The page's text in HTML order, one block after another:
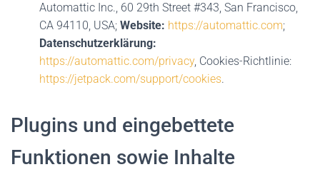
Automattic Inc., 60 29th Street #343, San Francisco,
CA 94110, USA; Website: https://automattic.com;
Datenschutzerklärung:
https://automattic.com/privacy, Cookies-Richtlinie:
https://jetpack.com/support/cookies.
Plugins und eingebettete
Funktionen sowie Inhalte